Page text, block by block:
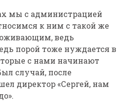
мы с администрацией
к ним с такой же
ведь
порой тоже нуждается в
с нами начинают
случай, после
директор «Сергей, нам